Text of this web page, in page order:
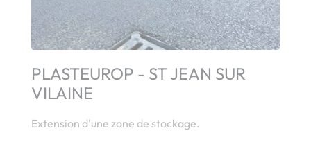
PLASTEUROP - ST JEAN SUR
VILAINE
Extension d'une zone de stockage.